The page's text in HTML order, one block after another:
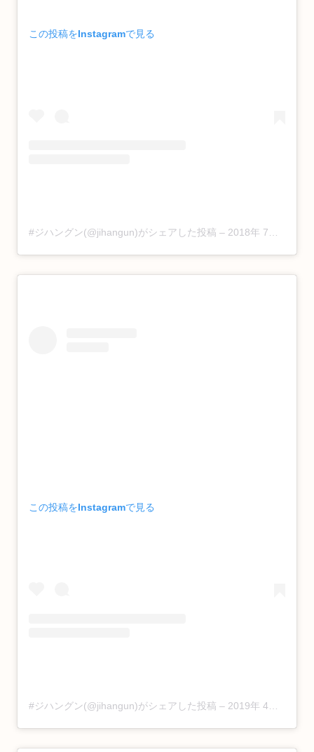
この投稿をInstagramで見る
#ジハングン(@jihangun)がシェアした投稿 – 2018年 7月月28日午前4時46分PDT
この投稿をInstagramで見る
#ジハングン(@jihangun)がシェアした投稿 – 2019年 4月月25日午前2時12分PDT